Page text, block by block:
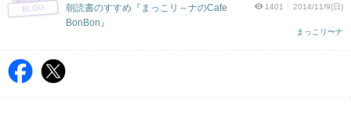
BLOG 1401 2014/11/9(日)
まっこリ〜ナ
朝読書のすすめ『まっこリ～ナのCafe
BonBon』